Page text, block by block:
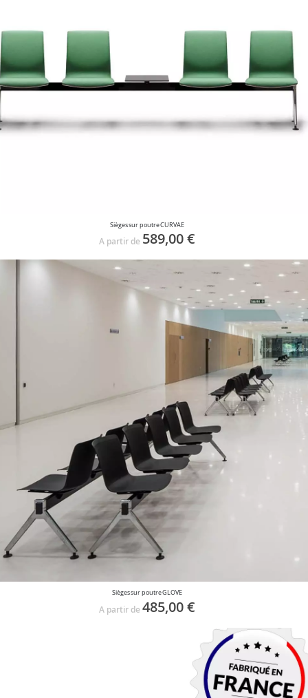
Sièges sur poutre CURVAE
A partir de 589,00 €
Sièges sur poutre GLOVE
A partir de 485,00 €